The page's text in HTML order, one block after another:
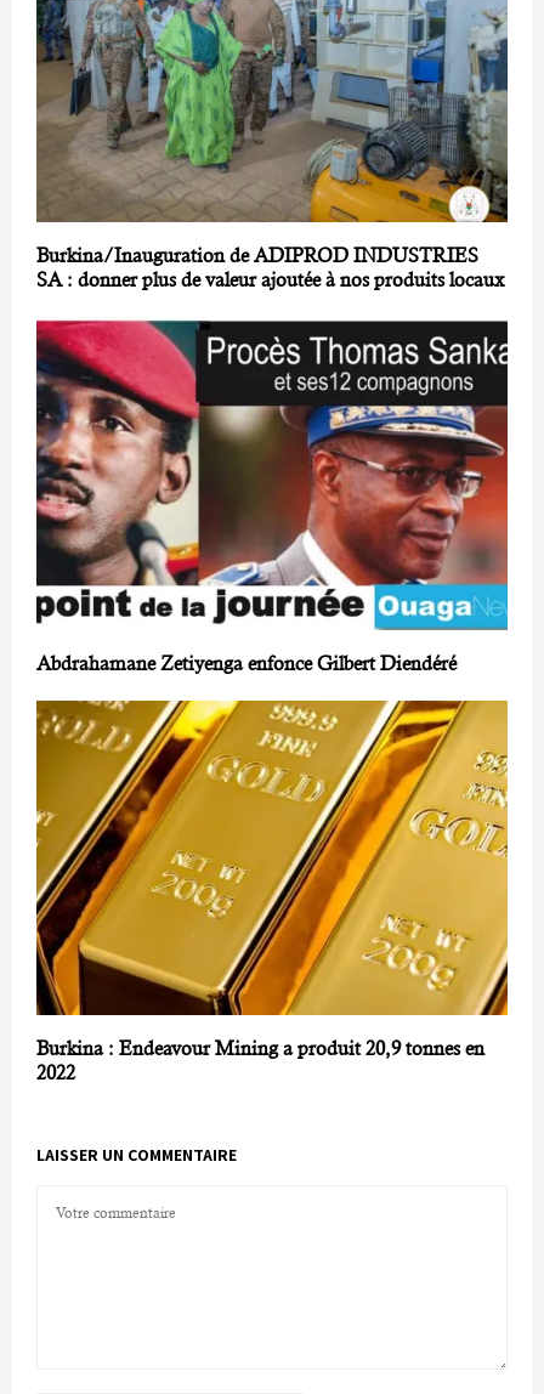
Burkina/Inauguration de ADIPROD INDUSTRIES
SA : donner plus de valeur ajoutée à nos produits locaux
Abdrahamane Zetiyenga enfonce Gilbert Diendéré
Burkina : Endeavour Mining a produit 20,9 tonnes en
2022
LAISSER UN COMMENTAIRE